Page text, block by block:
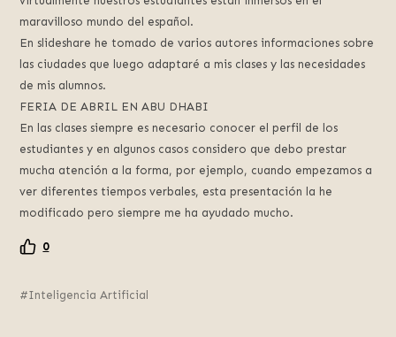
maravilloso mundo del español.
En slideshare he tomado de varios autores informaciones sobre
las ciudades que luego adaptaré a mis clases y las necesidades
de mis alumnos.
FERIA DE ABRIL EN ABU DHABI
En las clases siempre es necesario conocer el perfil de los
estudiantes y en algunos casos considero que debo prestar
mucha atención a la forma, por ejemplo, cuando empezamos a
ver diferentes tiempos verbales, esta presentación la he
modificado pero siempre me ha ayudado mucho.
0
Inteligencia Artificial